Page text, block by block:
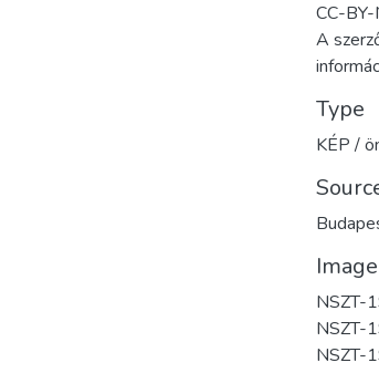
CC-
A
Type
KÉP /
NSZT-
NSZT-
NSZT-